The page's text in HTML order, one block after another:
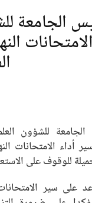
الجامعة
للشؤون
أداء الامتحانات
على سير